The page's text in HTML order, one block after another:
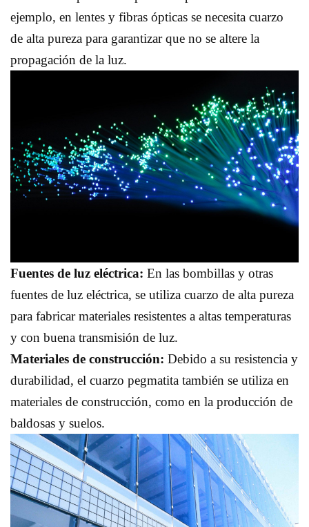
ejemplo, en lentes y fibras ópticas se necesita cuarzo
de alta pureza para garantizar que no se altere la
propagación de la luz.
Fuentes de luz eléctrica: En las bombillas y otras
fuentes de luz eléctrica, se utiliza cuarzo de alta pureza
para fabricar materiales resistentes a altas temperaturas
y con buena transmisión de luz.
Materiales de construcción: Debido a su resistencia y
durabilidad, el cuarzo pegmatita también se utiliza en
materiales de construcción, como en la producción de
baldosas y suelos.